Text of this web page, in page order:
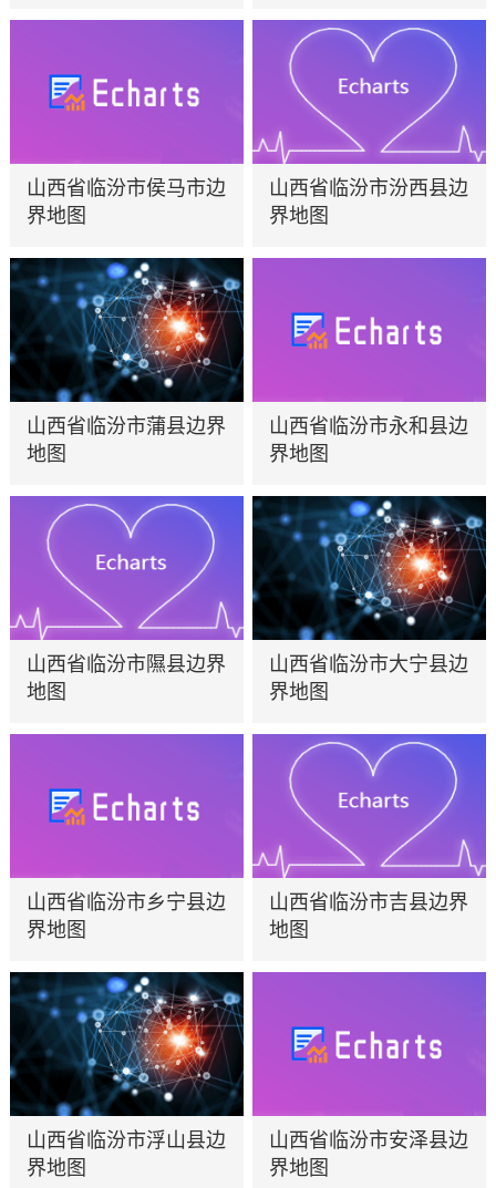
山西省临汾市侯马市边
界地图
山西省临汾市汾西县边
界地图
山西省临汾市蒲县边界
地图
山西省临汾市永和县边
界地图
山西省临汾市隰县边界
地图
山西省临汾市大宁县边
界地图
山西省临汾市乡宁县边
界地图
山西省临汾市吉县边界
地图
山西省临汾市浮山县边
界地图
山西省临汾市安泽县边
界地图